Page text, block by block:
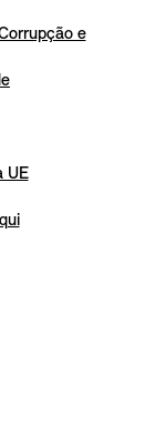
e
UE